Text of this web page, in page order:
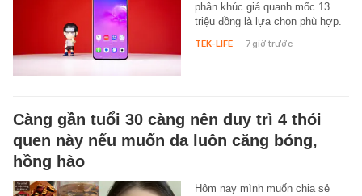
phân khúc giá quanh mốc 13
triệu đồng là lựa chọn phù hợp.
TEK-LIFE - 7 giờ trước
Càng gần tuổi 30 càng nên duy trì 4 thói
quen này nếu muốn da luôn căng bóng,
hồng hào
Hôm nay mình muốn chia sẻ